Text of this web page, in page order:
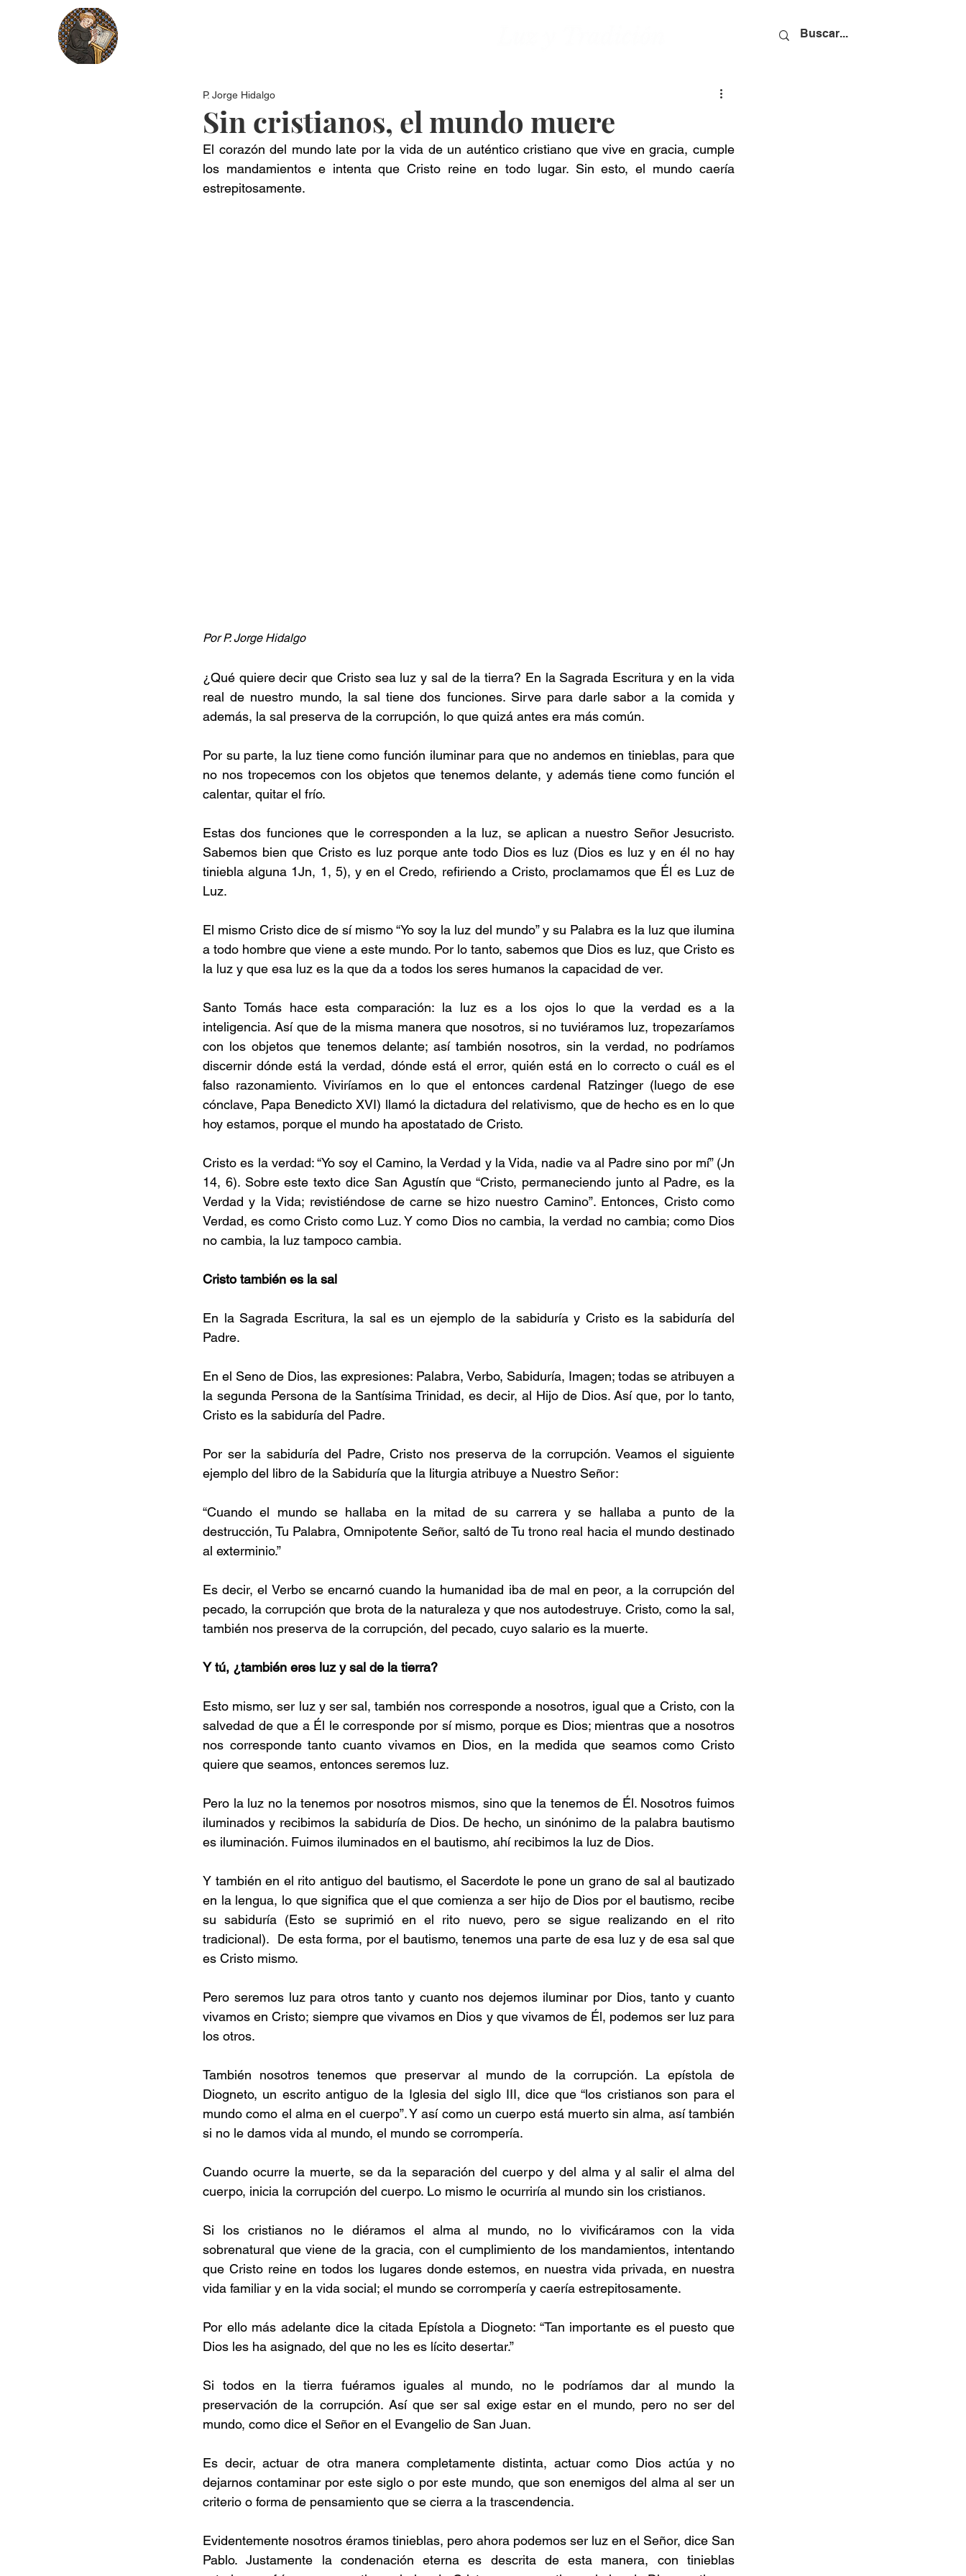
Sin cristianos, el mundo muere
P. Jorge Hidalgo
El corazón del mundo late por la vida de un auténtico cristiano que vive en gracia, cumple
los mandamientos e intenta que Cristo reine en todo lugar. Sin esto, el mundo caería
estrepitosamente.
Por P. Jorge Hidalgo
¿Qué quiere decir que Cristo sea luz y sal de la tierra? En la Sagrada Escritura y en la vida
real de nuestro mundo, la sal tiene dos funciones. Sirve para darle sabor a la comida y
además, la sal preserva de la corrupción, lo que quizá antes era más común.
Por su parte, la luz tiene como función iluminar para que no andemos en tinieblas, para que
no nos tropecemos con los objetos que tenemos delante, y además tiene como función el
calentar, quitar el frío.
Estas dos funciones que le corresponden a la luz, se aplican a nuestro Señor Jesucristo.
Sabemos bien que Cristo es luz porque ante todo Dios es luz (Dios es luz y en él no hay
tiniebla alguna 1Jn, 1, 5), y en el Credo, refiriendo a Cristo, proclamamos que Él es Luz de
Luz.
El mismo Cristo dice de sí mismo “Yo soy la luz del mundo” y su Palabra es la luz que ilumina
a todo hombre que viene a este mundo. Por lo tanto, sabemos que Dios es luz, que Cristo es
la luz y que esa luz es la que da a todos los seres humanos la capacidad de ver.
Santo Tomás hace esta comparación: la luz es a los ojos lo que la verdad es a la
inteligencia. Así que de la misma manera que nosotros, si no tuviéramos luz, tropezaríamos
con los objetos que tenemos delante; así también nosotros, sin la verdad, no podríamos
discernir dónde está la verdad, dónde está el error, quién está en lo correcto o cuál es el
falso razonamiento. Viviríamos en lo que el entonces cardenal Ratzinger (luego de ese
cónclave, Papa Benedicto XVI) llamó la dictadura del relativismo, que de hecho es en lo que
hoy estamos, porque el mundo ha apostatado de Cristo.
Cristo es la verdad: “Yo soy el Camino, la Verdad y la Vida, nadie va al Padre sino por mí” (Jn
14, 6). Sobre este texto dice San Agustín que “Cristo, permaneciendo junto al Padre, es la
Verdad y la Vida; revistiéndose de carne se hizo nuestro Camino”. Entonces, Cristo como
Verdad, es como Cristo como Luz. Y como Dios no cambia, la verdad no cambia; como Dios
no cambia, la luz tampoco cambia.
Cristo también es la sal
En la Sagrada Escritura, la sal es un ejemplo de la sabiduría y Cristo es la sabiduría del
Padre.
En el Seno de Dios, las expresiones: Palabra, Verbo, Sabiduría, Imagen; todas se atribuyen a
la segunda Persona de la Santísima Trinidad, es decir, al Hijo de Dios. Así que, por lo tanto,
Cristo es la sabiduría del Padre.
Por ser la sabiduría del Padre, Cristo nos preserva de la corrupción. Veamos el siguiente
ejemplo del libro de la Sabiduría que la liturgia atribuye a Nuestro Señor:
“Cuando el mundo se hallaba en la mitad de su carrera y se hallaba a punto de la
destrucción, Tu Palabra, Omnipotente Señor, saltó de Tu trono real hacia el mundo destinado
al exterminio.”
Es decir, el Verbo se encarnó cuando la humanidad iba de mal en peor, a la corrupción del
pecado, la corrupción que brota de la naturaleza y que nos autodestruye. Cristo, como la sal,
también nos preserva de la corrupción, del pecado, cuyo salario es la muerte.
Y tú, ¿también eres luz y sal de la tierra?
Esto mismo, ser luz y ser sal, también nos corresponde a nosotros, igual que a Cristo, con la
salvedad de que a Él le corresponde por sí mismo, porque es Dios; mientras que a nosotros
nos corresponde tanto cuanto vivamos en Dios, en la medida que seamos como Cristo
quiere que seamos, entonces seremos luz.
Pero la luz no la tenemos por nosotros mismos, sino que la tenemos de Él. Nosotros fuimos
iluminados y recibimos la sabiduría de Dios. De hecho, un sinónimo de la palabra bautismo
es iluminación. Fuimos iluminados en el bautismo, ahí recibimos la luz de Dios.
Y también en el rito antiguo del bautismo, el Sacerdote le pone un grano de sal al bautizado
en la lengua, lo que significa que el que comienza a ser hijo de Dios por el bautismo, recibe
su sabiduría (Esto se suprimió en el rito nuevo, pero se sigue realizando en el rito
tradicional).  De esta forma, por el bautismo, tenemos una parte de esa luz y de esa sal que
es Cristo mismo.
Pero seremos luz para otros tanto y cuanto nos dejemos iluminar por Dios, tanto y cuanto
vivamos en Cristo; siempre que vivamos en Dios y que vivamos de Él, podemos ser luz para
los otros.
También nosotros tenemos que preservar al mundo de la corrupción. La epístola de
Diogneto, un escrito antiguo de la Iglesia del siglo III, dice que “los cristianos son para el
mundo como el alma en el cuerpo”. Y así como un cuerpo está muerto sin alma, así también
si no le damos vida al mundo, el mundo se corrompería.
Cuando ocurre la muerte, se da la separación del cuerpo y del alma y al salir el alma del
cuerpo, inicia la corrupción del cuerpo. Lo mismo le ocurriría al mundo sin los cristianos.
Si los cristianos no le diéramos el alma al mundo, no lo vivificáramos con la vida
sobrenatural que viene de la gracia, con el cumplimiento de los mandamientos, intentando
que Cristo reine en todos los lugares donde estemos, en nuestra vida privada, en nuestra
vida familiar y en la vida social; el mundo se corrompería y caería estrepitosamente.
Por ello más adelante dice la citada Epístola a Diogneto: “Tan importante es el puesto que
Dios les ha asignado, del que no les es lícito desertar.”
Si todos en la tierra fuéramos iguales al mundo, no le podríamos dar al mundo la
preservación de la corrupción. Así que ser sal exige estar en el mundo, pero no ser del
mundo, como dice el Señor en el Evangelio de San Juan.
Es decir, actuar de otra manera completamente distinta, actuar como Dios actúa y no
dejarnos contaminar por este siglo o por este mundo, que son enemigos del alma al ser un
criterio o forma de pensamiento que se cierra a la trascendencia.
Evidentemente nosotros éramos tinieblas, pero ahora podemos ser luz en el Señor, dice San
Pablo. Justamente la condenación eterna es descrita de esta manera, con tinieblas